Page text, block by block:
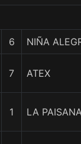
6 NIÑA
7 ATEX
1 LA